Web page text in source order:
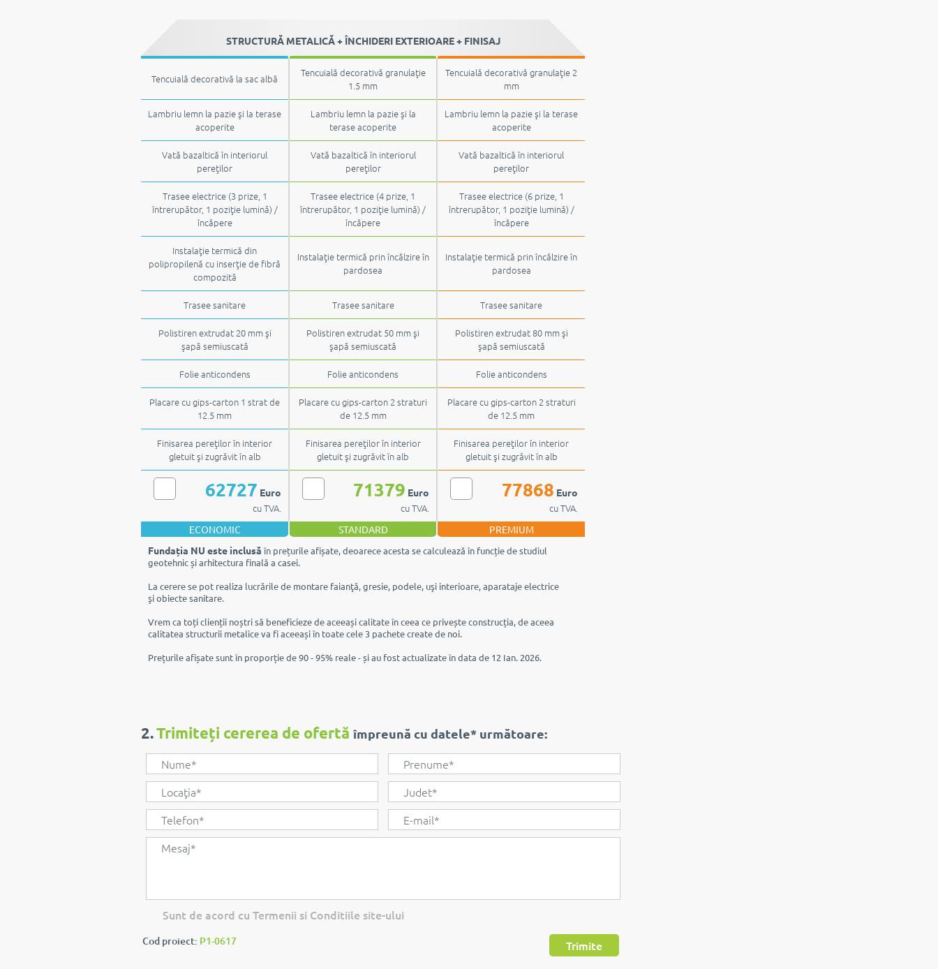
STRUCTURĂ METALICĂ + ÎNCHIDERI EXTERIOARE + FINISAJ
Tencuială decorativă la sac albă
Tencuială decorativă granulaţie
1.5 mm
Tencuială decorativă granulaţie 2
mm
Lambriu lemn la pazie şi la terase
acoperite
Lambriu lemn la pazie şi la
terase acoperite
Lambriu lemn la pazie şi la terase
acoperite
Vată bazaltică în interiorul
pereţilor
Vată bazaltică în interiorul
pereţilor
Vată bazaltică în interiorul
pereţilor
Trasee electrice (3 prize, 1
întrerupător, 1 poziţie lumină) /
încăpere
Trasee electrice (4 prize, 1
întrerupător, 1 poziţie lumină) /
încăpere
Trasee electrice (6 prize, 1
întrerupător, 1 poziţie lumină) /
încăpere
Instalaţie termică din
polipropilenă cu inserţie de fibră
compozită
Instalaţie termică prin încălzire în
pardosea
Instalaţie termică prin încălzire în
pardosea
Trasee sanitare Trasee sanitare Trasee sanitare
Polistiren extrudat 20 mm şi
şapă semiuscată
Polistiren extrudat 50 mm şi
şapă semiuscată
Polistiren extrudat 80 mm şi
şapă semiuscată
Folie anticondens Folie anticondens Folie anticondens
Placare cu gips-carton 1 strat de
12.5 mm
Placare cu gips-carton 2 straturi
de 12.5 mm
Placare cu gips-carton 2 straturi
de 12.5 mm
Finisarea pereţilor în interior
gletuit şi zugrăvit în alb
Finisarea pereţilor în interior
gletuit şi zugrăvit în alb
Finisarea pereţilor în interior
gletuit şi zugrăvit în alb
62727 Euro
cu TVA.
71379 Euro
cu TVA.
77868 Euro
cu TVA.
ECONOMIC STANDARD
PREMIUM
Fundația NU este inclusă în prețurile afișate, deoarece acesta se calculează în funcție de studiul
geotehnic și arhitectura finală a casei.
La cerere se pot realiza lucrările de montare faianţă, gresie, podele, uşi interioare, aparataje electrice
şi obiecte sanitare.
Vrem ca toți clienții noștri să beneficieze de aceeași calitate în ceea ce privește construcția, de aceea
calitatea structurii metalice va fi aceeași în toate cele 3 pachete create de noi.
Prețurile afișate sunt în proporție de 90 - 95% reale - și au fost actualizate în data de 12 Ian. 2026.
2.Trimiteți cererea de ofertă împreună cu datele* următoare:
Sunt de acord cu Termenii si Conditiile site-ului
Cod proiect: P1-0617 Trimite